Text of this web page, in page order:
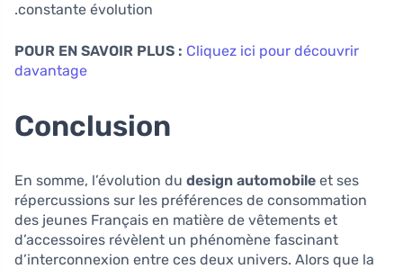
constante évolution.
POUR EN SAVOIR PLUS : Cliquez ici pour découvrir
davantage
Conclusion
En somme, l’évolution du design automobile et ses
répercussions sur les préférences de consommation
des jeunes Français en matière de vêtements et
d’accessoires révèlent un phénomène fascinant
d’interconnexion entre ces deux univers. Alors que la